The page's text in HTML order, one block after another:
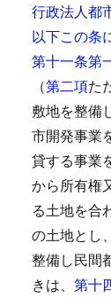
行政法人都
以下この条
第十一条第
（第二項た
敷地を整備
市開発事業
貸する事業
から所有権
る土地を合
の土地とし
整備し民間
きは、 第十